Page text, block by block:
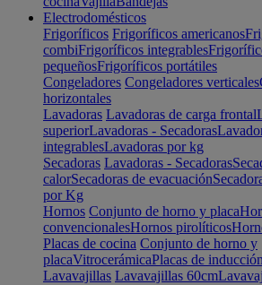
Electrodomésticos
Frigoríficos Frigoríficos americanos
combiFrigoríficos integrables
pequeñosFrigoríficos portátiles
Congeladores Congeladores verticales
horizontales
Lavadoras Lavadoras de carga frontal
superiorLavadoras - Secadoras
integrablesLavadoras por kg
Secadoras Lavadoras - Secadoras
calorSecadoras de evacuación
por Kg
Hornos Conjunto de horno y placa
convencionalesHornos pirolíticos
Placas de cocina Conjunto de horno y
placaVitrocerámicaPlacas de inducción
Lavavajillas Lavavajillas 60cm